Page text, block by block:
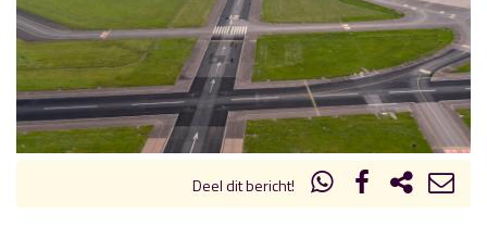
Volgend uur
Inklappen
Deel dit bericht!